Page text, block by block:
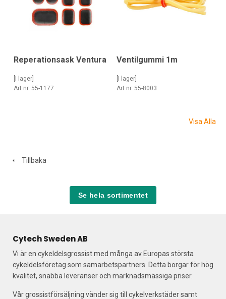
Reperationsask Ventura
[I lager]
Art nr. 55-1177
Ventilgummi 1m
[I lager]
Art nr. 55-8003
Visa Alla
Tillbaka
Se hela sortimentet
Cytech Sweden AB
Vi är en cykeldelsgrossist med många av Europas största
cykeldelsföretag som samarbetspartners. Detta borgar för hög
kvalitet, snabba leveranser och marknadsmässiga priser.
Vår grossistförsäljning vänder sig till cykelverkstäder samt